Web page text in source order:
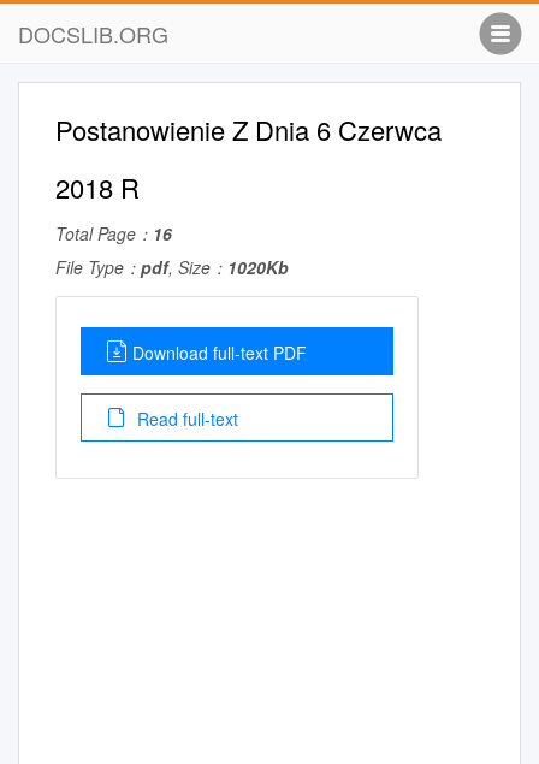
DOCSLIB.ORG
Postanowienie Z Dnia 6 Czerwca
2018 R
Total Page： 16
File Type： pdf, Size： 1020Kb
Download full-text PDF
Read full-text